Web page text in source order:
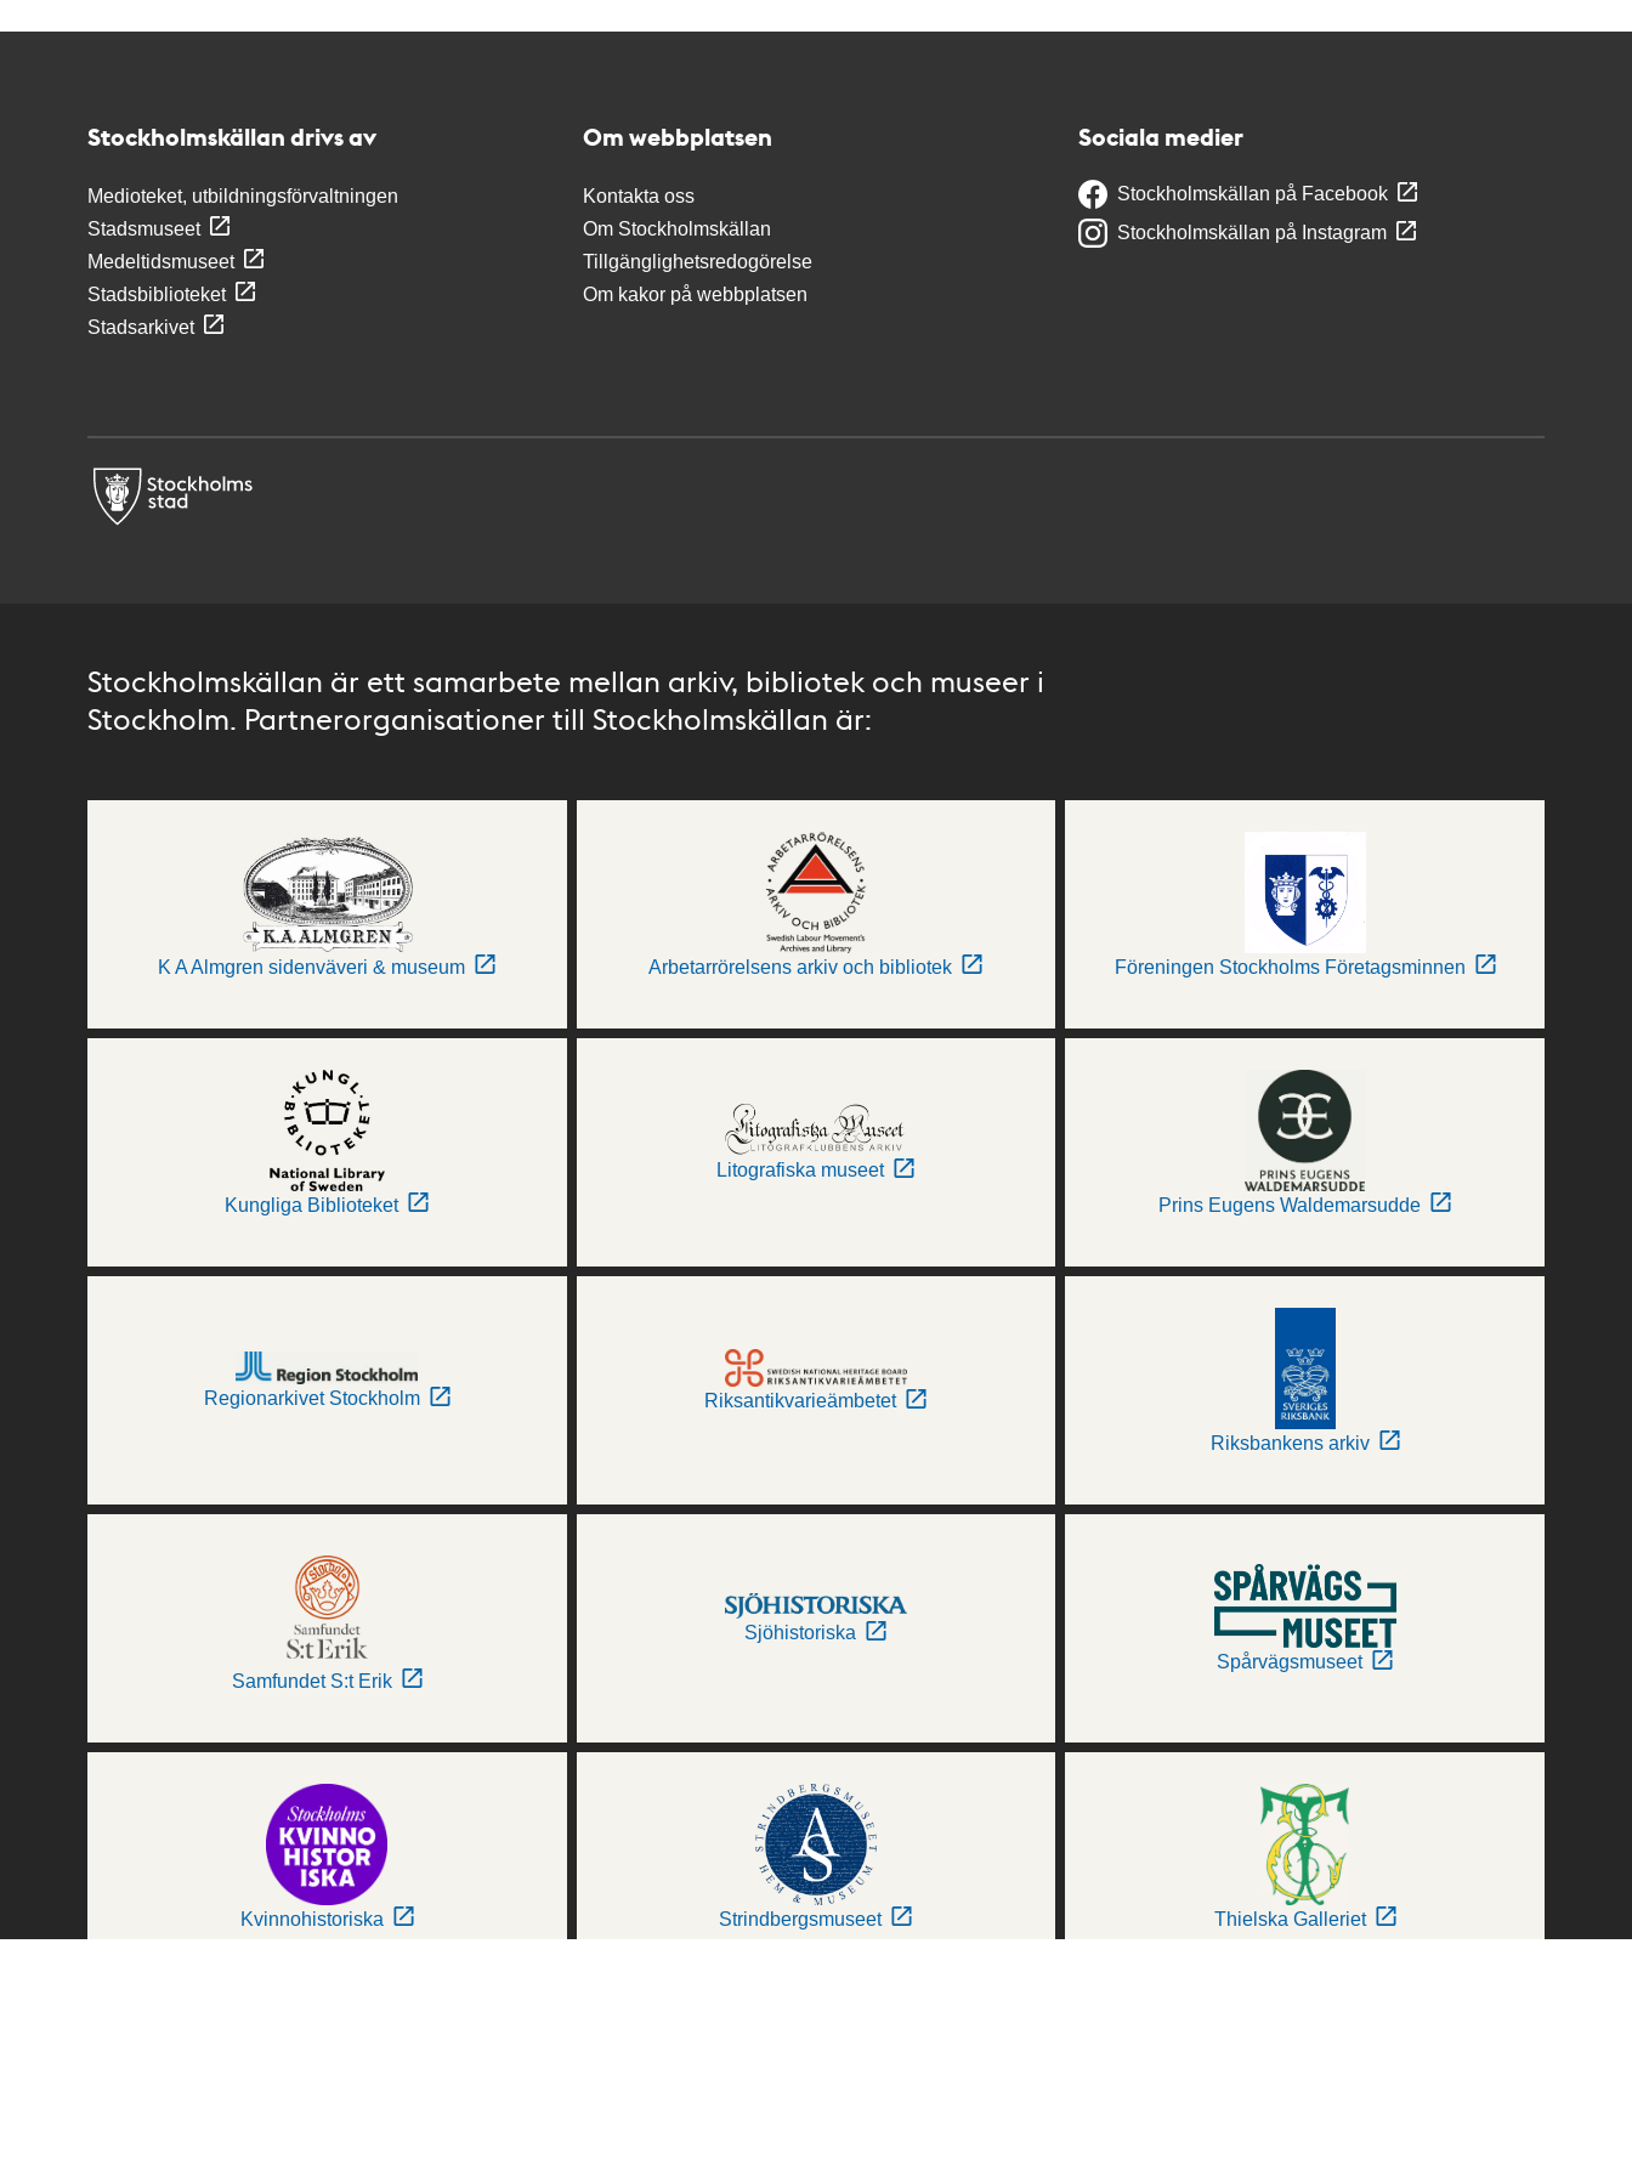
Stockholmskällan drivs av
Medioteket, utbildningsförvaltningen
Stadsmuseet
Medeltidsmuseet
Stadsbiblioteket
Stadsarkivet
Om webbplatsen
Kontakta oss
Om Stockholmskällan
Tillgänglighetsredogörelse
Om kakor på webbplatsen
Sociala medier
Stockholmskällan på Facebook
Stockholmskällan på Instagram
Stockholmskällan är ett samarbete mellan arkiv, bibliotek och museer i
Stockholm. Partnerorganisationer till Stockholmskällan är:
K A Almgren sidenväveri & museum Arbetarrörelsens arkiv och bibliotek Föreningen Stockholms Företagsminnen
Kungliga Biblioteket
Litografiska museet
Prins Eugens Waldemarsudde
Regionarkivet Stockholm Riksantikvarieämbetet
Riksbankens arkiv
Samfundet S:t Erik
Sjöhistoriska
Spårvägsmuseet
Kvinnohistoriska Strindbergsmuseet Thielska Galleriet